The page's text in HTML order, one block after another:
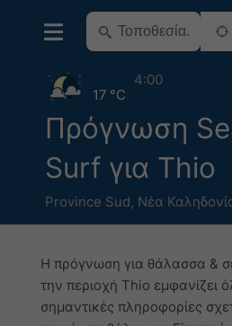
Πρόγνωση
Surf για Thio
Province Sud, Νέα
17 °C
4:00
Η πρόγνωση για θάλασσα &
την περιοχή Thio εμφανίζει
σημαντικές πληροφορίες